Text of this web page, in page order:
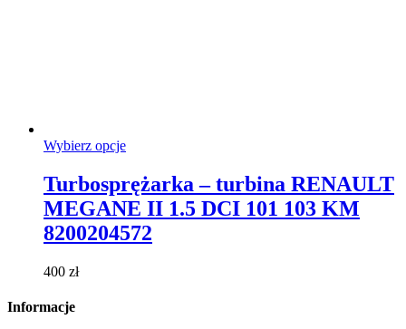
Wybierz opcjeTen
wiele
wariantów.
Opcje
można
Turbosprężarka – turbina RENAULT
MEGANE II 1.5 DCI 101 103 KM
8200204572
400 zł
Informacje